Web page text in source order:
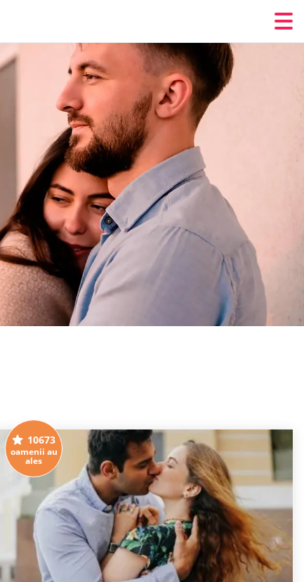
10673
oamenii au
ales